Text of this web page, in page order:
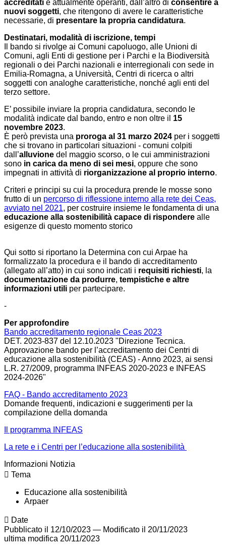
accreditati e attualmente operanti, dall’altro di consentire a
nuovi soggetti, che ritengono di avere le caratteristiche
necessarie, di presentare la propria candidatura.
Destinatari, modalità di iscrizione, tempi
Il bando si rivolge ai Comuni capoluogo, alle Unioni di
Comuni, agli Enti di gestione per i Parchi e la Biodiversità
regionali o dei Parchi nazionali e interregionali con sede in
Emilia-Romagna, a Università, Centri di ricerca o altri
soggetti con analoghe caratteristiche, nonché agli enti del
terzo settore.
E’ possibile inviare la propria candidatura, secondo le
modalità indicate dal bando, entro e non oltre il 15
novembre 2023.
È però prevista una proroga al 31 marzo 2024 per i soggetti
che si trovano in particolari situazioni - comuni colpiti
dall’alluvione del maggio scorso, o le cui amministrazioni
sono in carica da meno di sei mesi, oppure che sono
impegnati in attività di riorganizzazione al proprio interno.
Criteri e principi su cui la procedura prende le mosse sono
frutto di un percorso di riflessione interno alla rete dei Ceas,
avviato nel 2021, per costruire insieme le fondamenta di una
educazione alla sostenibilità capace di rispondere alle
esigenze di questo momento storico
Qui sotto si riportano la Determina con cui Arpae ha
formalizzato la procedura e il bando di accreditamento
(allegato all’atto) in cui sono indicati i requisiti richiesti, la
documentazione da produrre, tempistiche e altre
informazioni utili per partecipare.
-
Per approfondire
Bando accreditamento regionale Ceas 2023
DET. 2023-837 del 12.10.2023 "Direzione Tecnica.
Approvazione bando per l’accreditamento dei Centri di
educazione alla sostenibilità (CEAS) - Anno 2023, ai sensi
L.R. 27/2009, programma INFEAS 2020-2023 e INFEAS
2024-2026"
FAQ - Bando accreditamento 2023
Domande frequenti, indicazioni e suggerimenti per la
compilazione della domanda
Il programma INFEAS
La rete e i Centri per l’educazione alla sostenibilità
Informazioni Notizia
Tema
Educazione alla sostenibilità
Arpaer
Date
Pubblicato il 12/10/2023 — Modificato il 20/11/2023
ultima modifica 20/11/2023